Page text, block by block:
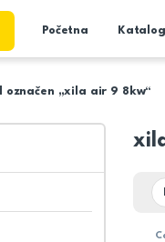
Početna Katalog
označen „xila air 9 8kw“